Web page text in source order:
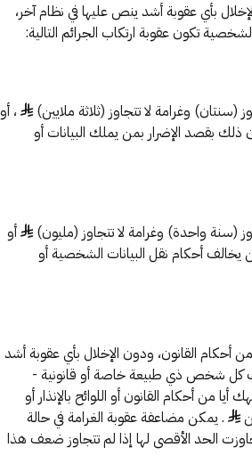
بأي عقوبة أشد ينص عليها في نظام آخر،
تكون عقوبة ارتكاب الجرائم التالية:
(سنتان) وغرامة لا تتجاوز (ثلاثة ملايين) ♦ ، أو
ذلك بقصد الإضرار بمن يملك البيانات أو
(سنة واحدة) وغرامة لا تتجاوز (مليون) ♦ أو
يخالف أحكام نقل البيانات الشخصية أو
القانون، ودون الإخلال بأي عقوبة أشد
كل شخص ذي طبيعة خاصة أو قانونية -
من أحكام القانون أو اللوائح بالإنذار أو
♦ . يمكن مضاعفة عقوبة الغرامة في حالة
الحد الأقصى لها إذا لم تتجاوز ضعف هذا